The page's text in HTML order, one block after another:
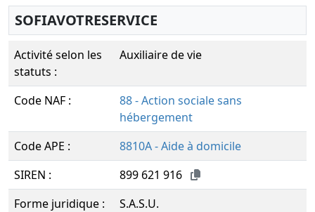
SOFIAVOTRESERVICE
Activité selon les
statuts :
Auxiliaire de vie
Code NAF :
88 - Action sociale sans
hébergement
Code APE :
8810A - Aide à domicile
SIREN :
899 621 916
Forme juridique :
S.A.S.U.